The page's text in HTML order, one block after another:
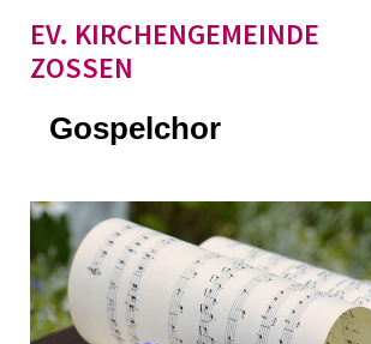
EV. KIRCHENGEMEINDE
ZOSSEN
Gospelchor